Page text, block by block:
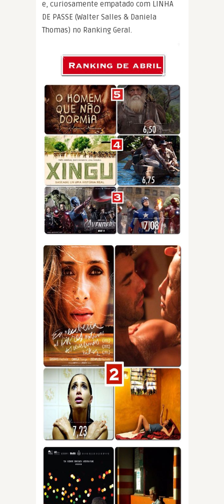
e, curiosamente empatado com LINHA
DE PASSE (Walter Salles & Daniela
Thomas) no Ranking Geral.